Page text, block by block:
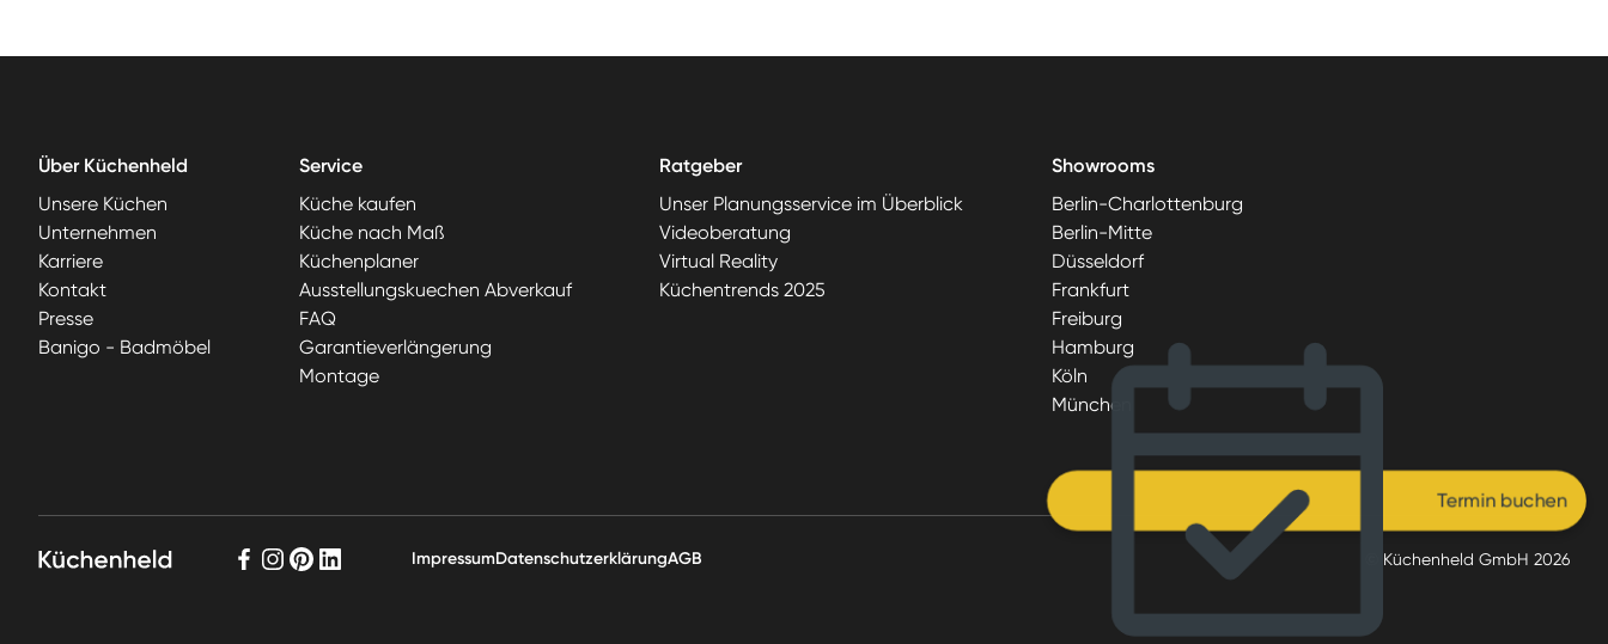
Über Küchenheld
Unsere Küchen
Unternehmen
Karriere
Kontakt
Presse
Banigo - Badmöbel
Service
Küche kaufen
Küche nach Maß
Küchenplaner
Ausstellungskuechen Abverkauf
FAQ
Garantieverlängerung
Montage
Ratgeber
Unser Planungsservice im Überblick
Videoberatung
Virtual Reality
Küchentrends 2025
Showrooms
Berlin-Charlottenburg
Berlin-Mitte
Düsseldorf
Frankfurt
Freiburg
Hamburg
Köln
München
ImpressumDatenschutzerklärungAGB © Küchenheld GmbH 2026
Termin buchen